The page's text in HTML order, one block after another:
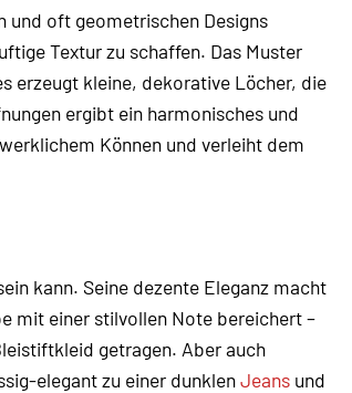
oft geometrischen Designs
Textur zu schaffen. Das Muster
erzeugt kleine, dekorative Löcher, die
ergibt ein harmonisches und
Können und verleiht dem
kann. Seine dezente Eleganz macht
mit einer stilvollen Note bereichert –
getragen. Aber auch
elegant zu einer dunklenJeans und